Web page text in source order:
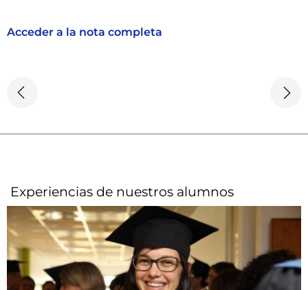
Acceder a la nota completa
Experiencias de nuestros alumnos​